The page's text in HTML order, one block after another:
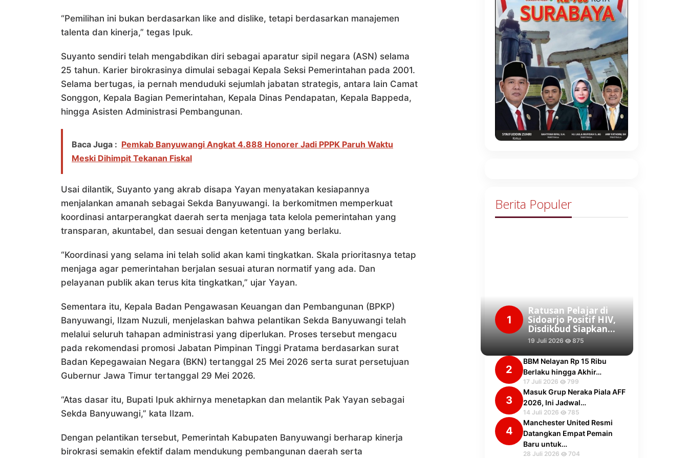
“Pemilihan ini bukan berdasarkan like and dislike, tetapi berdasarkan manajemen
talenta dan kinerja,” tegas Ipuk.
Suyanto sendiri telah mengabdikan diri sebagai aparatur sipil negara (ASN) selama
25 tahun. Karier birokrasinya dimulai sebagai Kepala Seksi Pemerintahan pada 2001.
Selama bertugas, ia pernah menduduki sejumlah jabatan strategis, antara lain Camat
Songgon, Kepala Bagian Pemerintahan, Kepala Dinas Pendapatan, Kepala Bappeda,
hingga Asisten Administrasi Pembangunan.
Baca Juga : Pemkab Banyuwangi Angkat 4.888 Honorer Jadi PPPK Paruh Waktu
Meski Dihimpit Tekanan Fiskal
Usai dilantik, Suyanto yang akrab disapa Yayan menyatakan kesiapannya
menjalankan amanah sebagai Sekda Banyuwangi. Ia berkomitmen memperkuat
koordinasi antarperangkat daerah serta menjaga tata kelola pemerintahan yang
transparan, akuntabel, dan sesuai dengan ketentuan yang berlaku.
“Koordinasi yang selama ini telah solid akan kami tingkatkan. Skala prioritasnya tetap
menjaga agar pemerintahan berjalan sesuai aturan normatif yang ada. Dan
pelayanan publik akan terus kita tingkatkan,” ujar Yayan.
Sementara itu, Kepala Badan Pengawasan Keuangan dan Pembangunan (BPKP)
Banyuwangi, Ilzam Nuzuli, menjelaskan bahwa pelantikan Sekda Banyuwangi telah
melalui seluruh tahapan administrasi yang diperlukan. Proses tersebut mengacu
pada rekomendasi promosi Jabatan Pimpinan Tinggi Pratama berdasarkan surat
Badan Kepegawaian Negara (BKN) tertanggal 25 Mei 2026 serta surat persetujuan
Gubernur Jawa Timur tertanggal 29 Mei 2026.
“Atas dasar itu, Bupati Ipuk akhirnya menetapkan dan melantik Pak Yayan sebagai
Sekda Banyuwangi,” kata Ilzam.
Dengan pelantikan tersebut, Pemerintah Kabupaten Banyuwangi berharap kinerja
birokrasi semakin efektif dalam mendukung pembangunan daerah serta
Berita Populer
1
Ratusan Pelajar di
Sidoarjo Positif HIV,
Disdikbud Siapkan…
19 Juli 2026 875
2
BBM Nelayan Rp 15 Ribu
Berlaku hingga Akhir…
17 Juli 2026 799
3
Masuk Grup Neraka Piala AFF
2026, Ini Jadwal…
14 Juli 2026 785
4
Manchester United Resmi
Datangkan Empat Pemain
Baru untuk…
28 Juli 2026 704